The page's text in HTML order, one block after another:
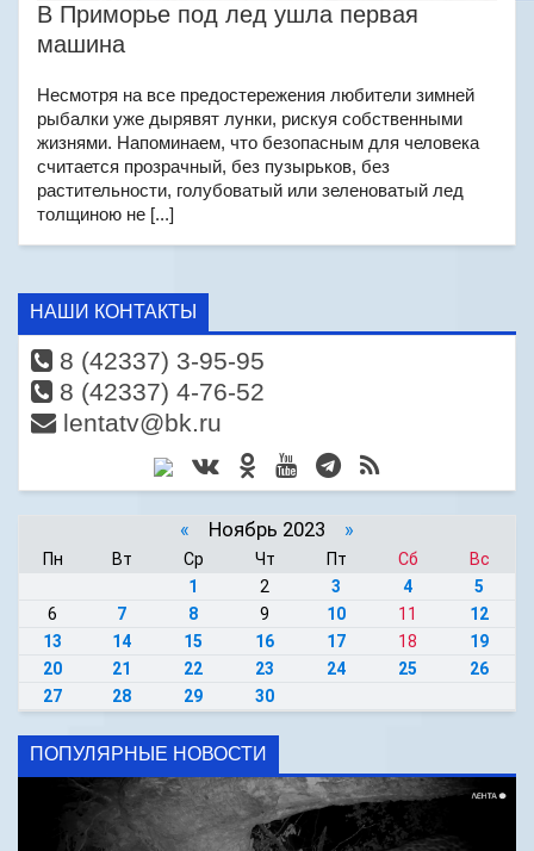
В Приморье под лед ушла первая
машина
Несмотря на все предостережения любители зимней
рыбалки уже дырявят лунки, рискуя собственными
жизнями. Напоминаем, что безопасным для человека
считается прозрачный, без пузырьков, без
растительности, голубоватый или зеленоватый лед
толщиною не [...]
НАШИ КОНТАКТЫ
8 (42337) 3-95-95
8 (42337) 4-76-52
lentatv@bk.ru
« Ноябрь 2023 »
Пн Вт Ср Чт Пт Сб
Вс
1
2 3 4
5
6
7 8 9 10 11
12
13
14 15 16 17 18
19
20
21 22 23 24 25
26
27
28 29 30
ПОПУЛЯРНЫЕ НОВОСТИ